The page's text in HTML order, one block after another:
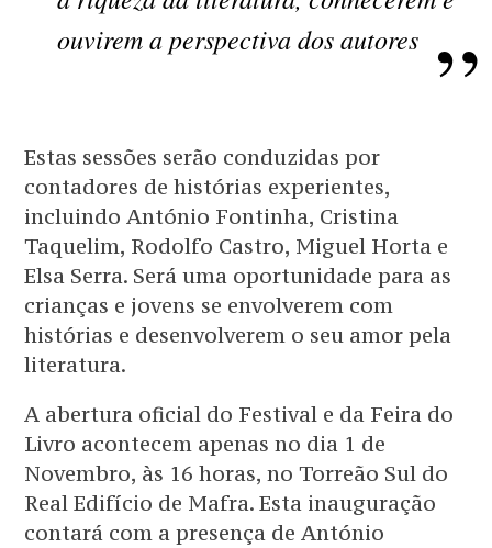
ouvirem a perspectiva dos autores
Estas sessões serão conduzidas por
contadores de histórias experientes,
incluindo António Fontinha, Cristina
Taquelim, Rodolfo Castro, Miguel Horta e
Elsa Serra. Será uma oportunidade para as
crianças e jovens se envolverem com
histórias e desenvolverem o seu amor pela
literatura.
A abertura oficial do Festival e da Feira do
Livro acontecem apenas no dia 1 de
Novembro, às 16 horas, no Torreão Sul do
Real Edifício de Mafra. Esta inauguração
contará com a presença de António